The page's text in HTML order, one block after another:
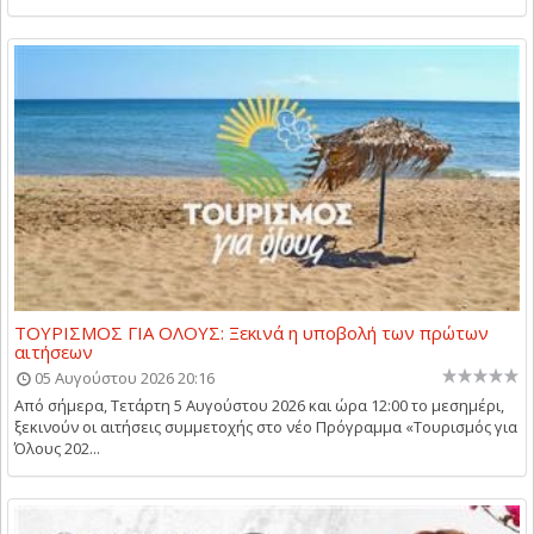
ΤΟΥΡΙΣΜΟΣ ΓΙΑ ΟΛΟΥΣ: Ξεκινά η υποβολή των πρώτων
αιτήσεων
05 Αυγούστου 2026 20:16
Από σήμερα, Τετάρτη 5 Αυγούστου 2026 και ώρα 12:00 το μεσημέρι,
ξεκινούν οι αιτήσεις συμμετοχής στο νέο Πρόγραμμα «Τουρισμός για
Όλους 202...